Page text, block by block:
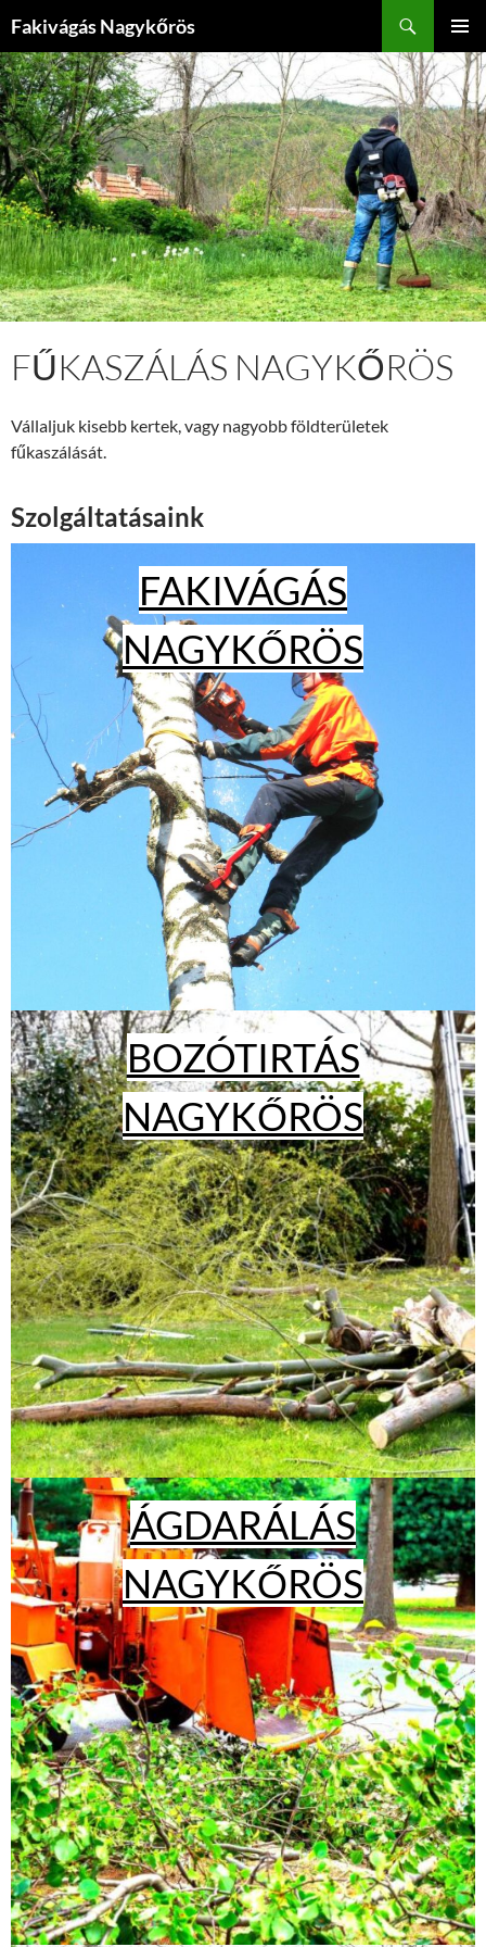
tartalomba
Fakivágás Nagykőrös
MENÜ
FŰKASZÁLÁS NAGYKŐRÖS
Vállaljuk kisebb kertek, vagy nagyobb földterületek
fűkaszálását.
Szolgáltatásaink
FAKIVÁGÁS
NAGYKŐRÖS
BOZÓTIRTÁS
NAGYKŐRÖS
ÁGDARÁLÁS
NAGYKŐRÖS